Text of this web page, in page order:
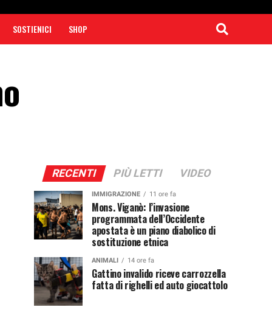
SOSTIENICI SHOP
RECENTI PIÙ LETTI VIDEO
IMMIGRAZIONE 11 ore fa
Mons. Viganò: l’invasione
programmata dell’Occidente
apostata è un piano diabolico di
sostituzione etnica
ANIMALI 14 ore fa
Gattino invalido riceve carrozzella
fatta di righelli ed auto giocattolo